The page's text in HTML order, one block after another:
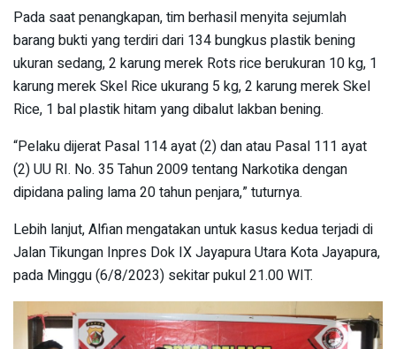
Pada saat penangkapan, tim berhasil menyita sejumlah
barang bukti yang terdiri dari 134 bungkus plastik bening
ukuran sedang, 2 karung merek Rots rice berukuran 10 kg, 1
karung merek Skel Rice ukurang 5 kg, 2 karung merek Skel
Rice, 1 bal plastik hitam yang dibalut lakban bening.
“Pelaku dijerat Pasal 114 ayat (2) dan atau Pasal 111 ayat
(2) UU RI. No. 35 Tahun 2009 tentang Narkotika dengan
dipidana paling lama 20 tahun penjara,” tuturnya.
Lebih lanjut, Alfian mengatakan untuk kasus kedua terjadi di
Jalan Tikungan Inpres Dok IX Jayapura Utara Kota Jayapura,
pada Minggu (6/8/2023) sekitar pukul 21.00 WIT.